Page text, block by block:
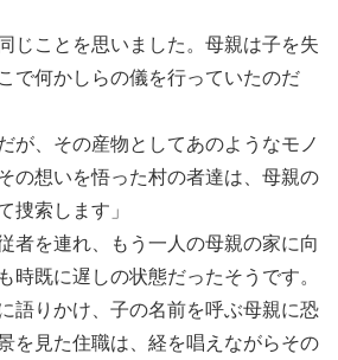
じことを思いました。母親は子を失
で何かしらの儀を行っていたのだ
が、その産物としてあのようなモノ
の想いを悟った村の者達は、母親の
捜索します」
者を連れ、もう一人の母親の家に向
時既に遅しの状態だったそうです。
語りかけ、子の名前を呼ぶ母親に恐
を見た住職は、経を唱えながらその